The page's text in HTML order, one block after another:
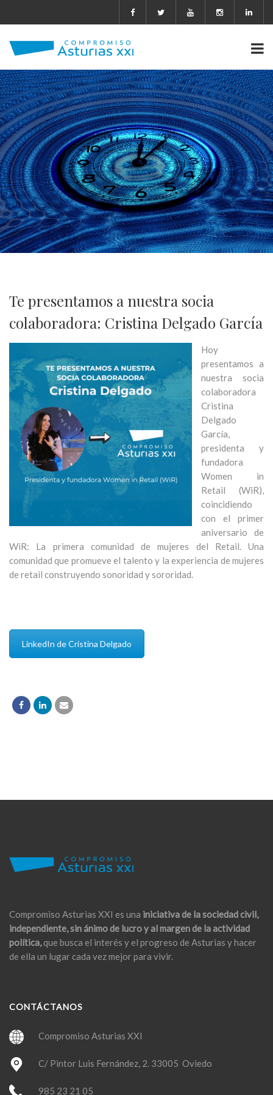
Te presentamos a nuestra socia
colaboradora: Cristina Delgado García
Hoy
presentamos a
nuestra socia
colaboradora
Cristina
Delgado
García,
presidenta y
fundadora
Women in
Retail (WiR),
coincidiendo
con el primer
aniversario de
WiR: La primera comunidad de mujeres del Retail. Una
comunidad que promueve el talento y la experiencia de mujeres
de retail construyendo sonoridad y sororidad.
LinkedIn de Cristina Delgado
Compromiso Asturias XXI es una iniciativa de la sociedad civil,
independiente, sin ánimo de lucro y al margen de la actividad
política,que busca el interés y el progreso de Asturias y hacer
de ella un lugar cada vez mejor para vivir.
CONTÁCTANOS
Compromiso Asturias XXI
C/ Pintor Luis Fernández, 2. 33005 Oviedo
985 23 21 05